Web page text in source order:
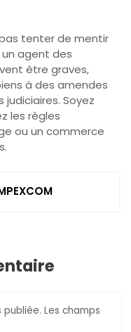
tenter de mentir
agent des
être graves,
à des amendes
Soyez
les règles
ou un commerce
Les champs